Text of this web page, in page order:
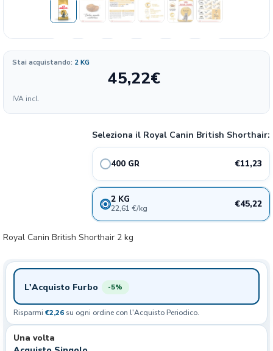
Stai acquistando: 2 KG
45,22€
IVA incl.
Seleziona il Royal Canin British Shorthair:
400 GR €11,23
2 KG
22,61 €/kg €45,22
400 GR 20% 11.23€
22.61
€/KG
Royal Canin British Shorthair 2 kg
L'Acquisto Furbo -5%
Risparmi €2,26 su ogni ordine con l'Acquisto Periodico.
Una volta